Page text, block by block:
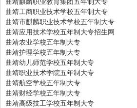
曲靖工商职业技术学校五年制大专
曲靖市麒麟职业技术学校五年制大专
曲靖应用技术学校五年制大专招生网
曲靖农业学校五年制大专
曲靖护理学校五年制大专
曲靖幼儿师范学校五年制大专
曲靖职业技术学院五年制大专
曲靖航空学校五年制大专
曲靖财经学校五年制大专
曲靖高级技工学校五年制大专